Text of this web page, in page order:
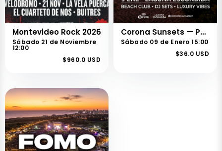
Montevideo Rock 2026
Sábado 21 de Noviembre
12:00
$960.0 USD
Corona Sunsets — Punta del Este 2026
Sábado 09 de Enero 15:00
$36.0 USD